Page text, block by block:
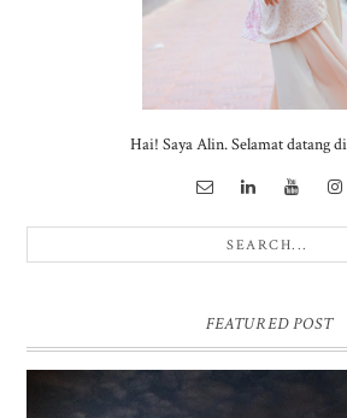
Hai! Saya Alin. Selamat datang
FEATURED POST